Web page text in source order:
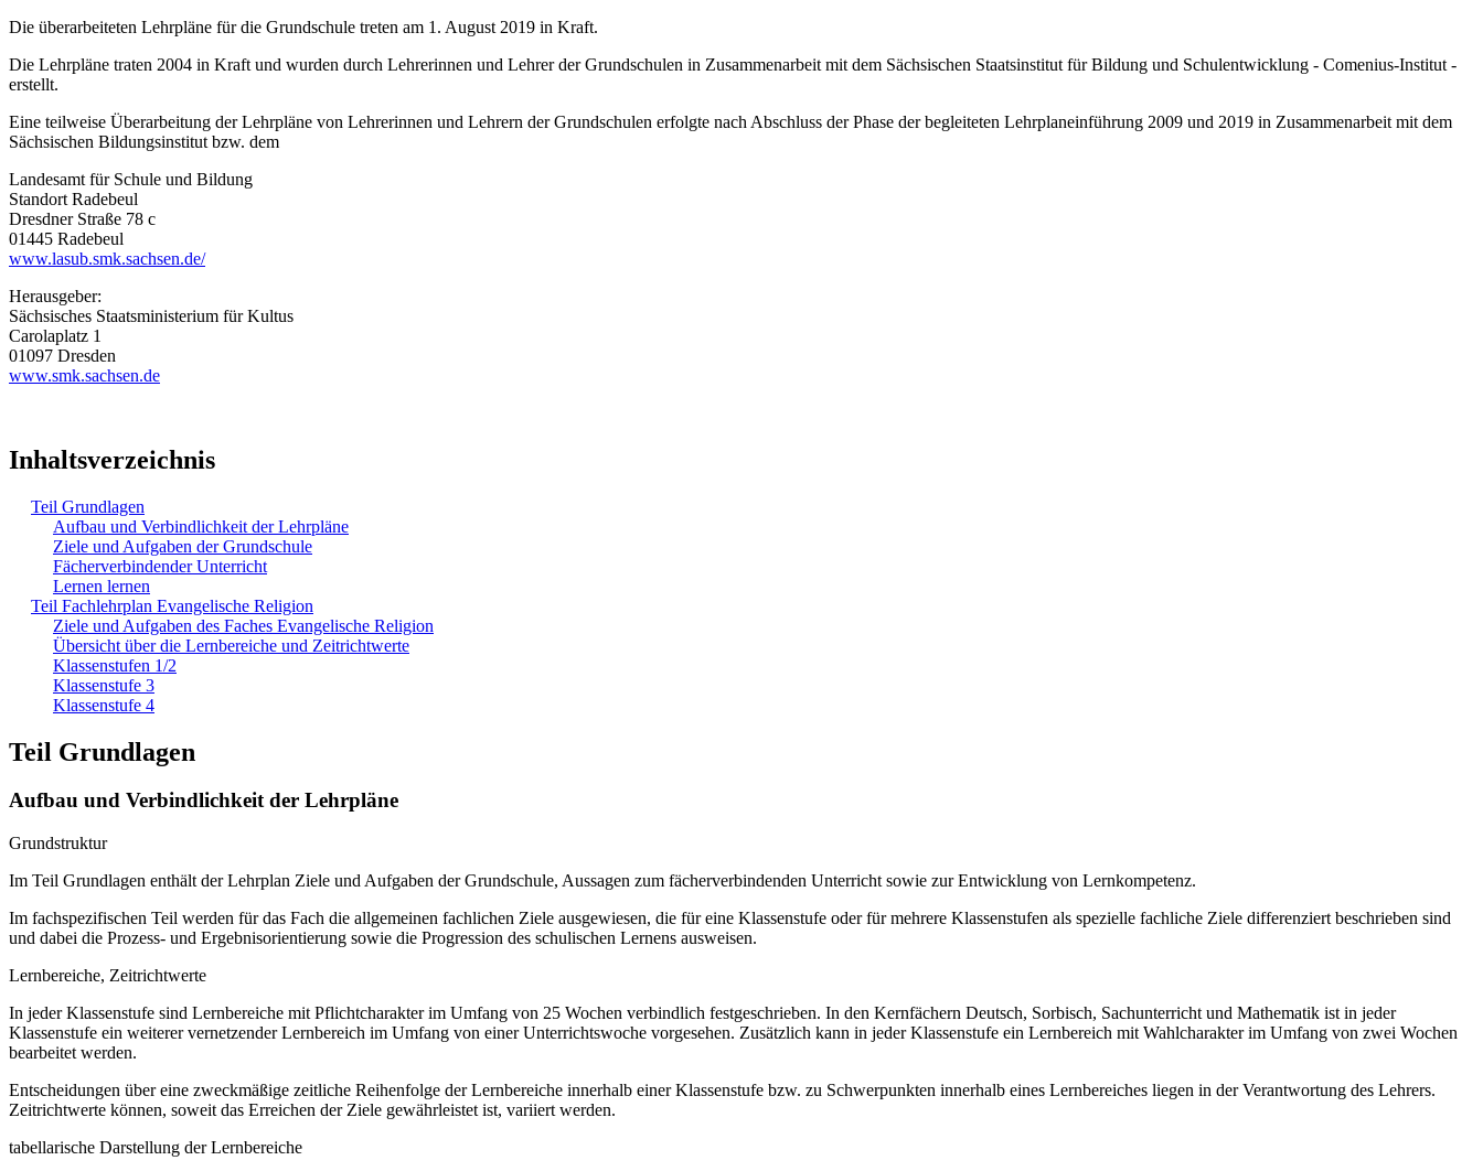
Die überarbeiteten Lehrpläne für die Grundschule treten am 1. August 2019 in Kraft.
Die Lehrpläne traten 2004 in Kraft und wurden durch Lehrerinnen und Lehrer der Grundschulen in Zusammenarbeit mit dem Sächsischen Staatsinstitut für Bildung und Schulentwicklung - Comenius-Institut -
erstellt.
Eine teilweise Überarbeitung der Lehrpläne von Lehrerinnen und Lehrern der Grundschulen erfolgte nach Abschluss der Phase der begleiteten Lehrplaneinführung 2009 und 2019 in Zusammenarbeit mit dem
Sächsischen Bildungsinstitut bzw. dem
Landesamt für Schule und Bildung
Standort Radebeul
Dresdner Straße 78 c
01445 Radebeul
www.lasub.smk.sachsen.de/
Herausgeber:
Sächsisches Staatsministerium für Kultus
Carolaplatz 1
01097 Dresden
www.smk.sachsen.de
Inhaltsverzeichnis
Teil Grundlagen
Aufbau und Verbindlichkeit der Lehrpläne
Ziele und Aufgaben der Grundschule
Fächerverbindender Unterricht
Lernen lernen
Teil Fachlehrplan Evangelische Religion
Ziele und Aufgaben des Faches Evangelische Religion
Übersicht über die Lernbereiche und Zeitrichtwerte
Klassenstufen 1/2
Klassenstufe 3
Klassenstufe 4
Teil Grundlagen
Aufbau und Verbindlichkeit der Lehrpläne
Grundstruktur
Im Teil Grundlagen enthält der Lehrplan Ziele und Aufgaben der Grundschule, Aussagen zum fächerverbindenden Unterricht sowie zur Entwicklung von Lernkompetenz.
Im fachspezifischen Teil werden für das Fach die allgemeinen fachlichen Ziele ausgewiesen, die für eine Klassenstufe oder für mehrere Klassenstufen als spezielle fachliche Ziele differenziert beschrieben sind
und dabei die Prozess- und Ergebnisorientierung sowie die Progression des schulischen Lernens ausweisen.
Lernbereiche, Zeitrichtwerte
In jeder Klassenstufe sind Lernbereiche mit Pflichtcharakter im Umfang von 25 Wochen verbindlich festgeschrieben. In den Kernfächern Deutsch, Sorbisch, Sachunterricht und Mathematik ist in jeder
Klassenstufe ein weiterer vernetzender Lernbereich im Umfang von einer Unterrichtswoche vorgesehen. Zusätzlich kann in jeder Klassenstufe ein Lernbereich mit Wahlcharakter im Umfang von zwei Wochen
bearbeitet werden.
Entscheidungen über eine zweckmäßige zeitliche Reihenfolge der Lernbereiche innerhalb einer Klassenstufe bzw. zu Schwerpunkten innerhalb eines Lernbereiches liegen in der Verantwortung des Lehrers.
Zeitrichtwerte können, soweit das Erreichen der Ziele gewährleistet ist, variiert werden.
tabellarische Darstellung der Lernbereiche